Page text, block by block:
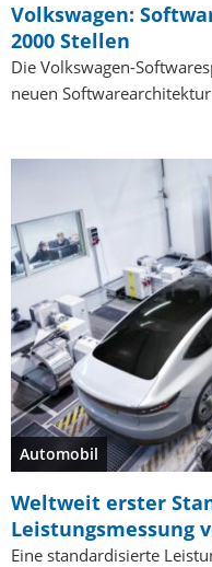
Volkswagen:
2000 Stellen
Die Volkswagen-
neuen
Automobil
Weltweit erster
Leistungsmessung
Eine standardisierte